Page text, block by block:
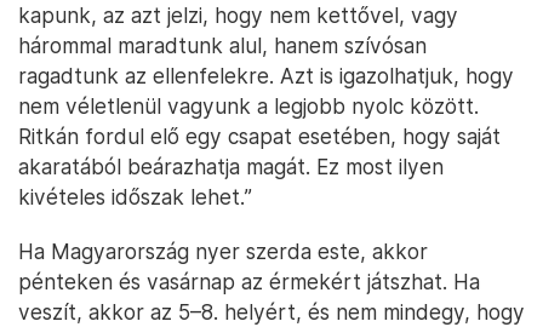
kapunk, az azt jelzi, hogy nem kettővel, vagy
hárommal maradtunk alul, hanem szívósan
ragadtunk az ellenfelekre. Azt is igazolhatjuk, hogy
nem véletlenül vagyunk a legjobb nyolc között.
Ritkán fordul elő egy csapat esetében, hogy saját
akaratából beárazhatja magát. Ez most ilyen
kivételes időszak lehet.”
Ha Magyarország nyer szerda este, akkor
pénteken és vasárnap az érmekért játszhat. Ha
veszít, akkor az 5–8. helyért, és nem mindegy, hogy